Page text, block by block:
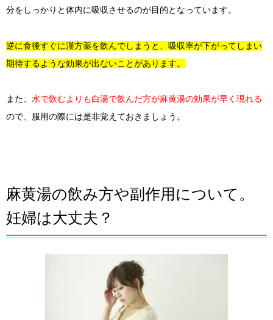
分をしっかりと体内に吸収させるのが目的となっています。
逆に食後すぐに漢方薬を飲んでしまうと、吸収率が下がってしまい
期待するような効果が出ないことがあります。
また、 水で飲むよりも白湯で飲んだ方が麻黄湯の効果が早く現れる
ので、服用の際には是非覚えておきましょう。
麻黄湯の飲み方や副作用について。
妊婦は大丈夫？